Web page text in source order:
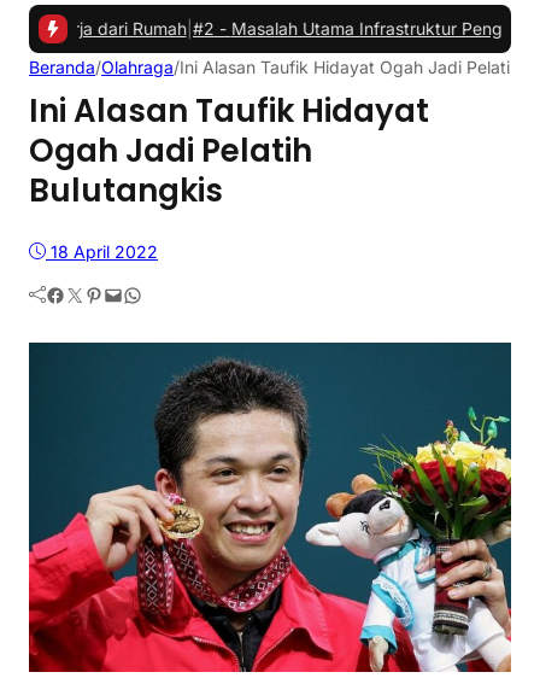
Rumah |#2 -Masalah Utama Infrastruktur Pengisian Daya
Beranda/Olahraga/Ini Alasan Taufik Hidayat Ogah Jadi Pelatih
Ini Alasan Taufik Hidayat
Ogah Jadi Pelatih
Bulutangkis
18 April 2022
Facebook Twitter Pinterest Mail WhatsApp